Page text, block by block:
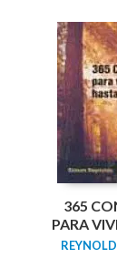
365
PARA
LOS